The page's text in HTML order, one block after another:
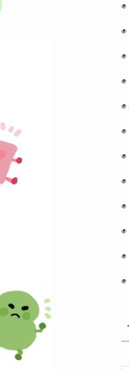
◉
◉
◉
◉
◉
◉
◉
◉
◉
◉
◉
◉